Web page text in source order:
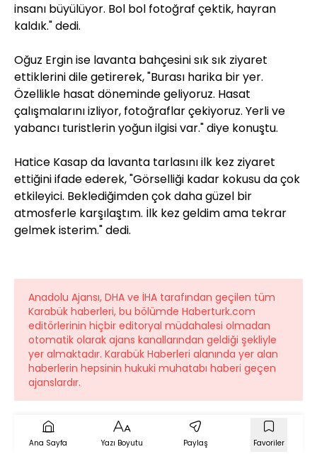
insanı büyülüyor. Bol bol fotoğraf çektik, hayran
kaldık." dedi.
Oğuz Ergin ise lavanta bahçesini sık sık ziyaret
ettiklerini dile getirerek, "Burası harika bir yer.
Özellikle hasat döneminde geliyoruz. Hasat
çalışmalarını izliyor, fotoğraflar çekiyoruz. Yerli ve
yabancı turistlerin yoğun ilgisi var." diye konuştu.
Hatice Kasap da lavanta tarlasını ilk kez ziyaret
ettiğini ifade ederek, "Görselliği kadar kokusu da çok
etkileyici. Beklediğimden çok daha güzel bir
atmosferle karşılaştım. İlk kez geldim ama tekrar
gelmek isterim." dedi.
Anadolu Ajansı, DHA ve İHA tarafından geçilen tüm
Karabük haberleri, bu bölümde Haberturk.com
editörlerinin hiçbir editoryal müdahalesi olmadan
otomatik olarak ajans kanallarından geldiği şekliyle
yer almaktadır. Karabük Haberleri alanında yer alan
haberlerin hepsinin hukuki muhatabı haberi geçen
ajanslardır.
Ana Sayfa Yazı Boyutu Paylaş Favoriler